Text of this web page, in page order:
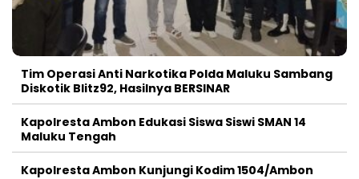
Tim Operasi Anti Narkotika Polda Maluku Sambang
Diskotik Blitz92, Hasilnya BERSINAR
Kapolresta Ambon Edukasi Siswa Siswi SMAN 14
Maluku Tengah
Kapolresta Ambon Kunjungi Kodim 1504/Ambon